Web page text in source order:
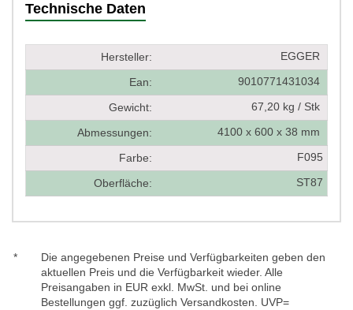
Technische Daten
Hersteller: EGGER
Ean: 9010771431034
Gewicht: 67,20 kg / Stk
Abmessungen: 4100 x 600 x 38 mm
Farbe: F095
Oberfläche: ST87
*
Die angegebenen Preise und Verfügbarkeiten geben den
aktuellen Preis und die Verfügbarkeit wieder. Alle
Preisangaben in EUR exkl. MwSt. und bei online
Bestellungen ggf. zuzüglich Versandkosten. UVP=